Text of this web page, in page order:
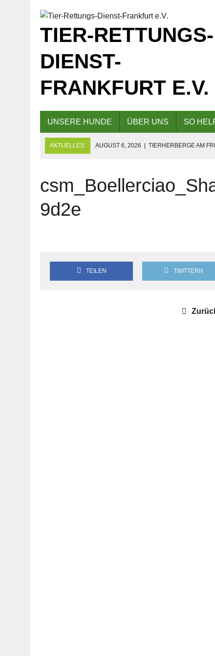
TIER-RETTUNGS-
DIENST-
FRANKFURT E.V.
UNSERE HUNDE ÜBER UNS SO
AKTUELLES: AUGUST 6, 2026 TIERHERBERGE AM
AUGUST 5, 2026 KAFFEE UND KUCHEN AM 09.08.2026
AUGUST 5, 2026 | EINLADUNG ZUM TAG DER OFFENEN
9d2e
TEILEN TWITTERN